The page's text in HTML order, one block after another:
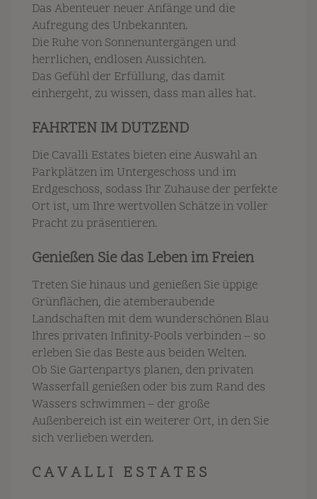
Das Abenteuer neuer Anfänge und die
Aufregung des Unbekannten.
Die Ruhe von Sonnenuntergängen und
herrlichen, endlosen Aussichten.
Das Gefühl der Erfüllung, das damit
einhergeht, zu wissen, dass man alles hat.
FAHRTEN IM DUTZEND
Die Cavalli Estates bieten eine Auswahl an
Parkplätzen im Untergeschoss und im
Erdgeschoss, sodass Ihr Zuhause der perfekte
Ort ist, um Ihre wertvollen Schätze in voller
Pracht zu präsentieren.
Genießen Sie das Leben im Freien
Treten Sie hinaus und genießen Sie üppige
Grünflächen, die atemberaubende
Landschaften mit dem wunderschönen Blau
Ihres privaten Infinity-Pools verbinden – so
erleben Sie das Beste aus beiden Welten.
Ob Sie Gartenpartys planen, den privaten
Wasserfall genießen oder bis zum Rand des
Wassers schwimmen – der große
Außenbereich ist ein weiterer Ort, in den Sie
sich verlieben werden.
C A V A L L I E S T A T E S